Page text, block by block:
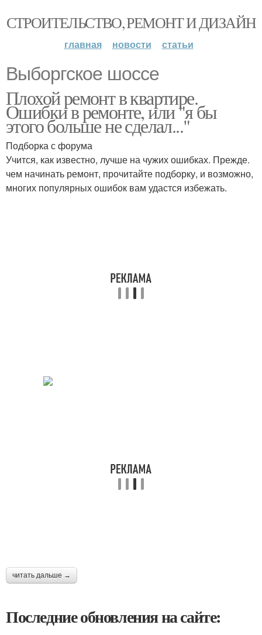
СТРОИТЕЛЬСТВО, РЕМОНТ И ДИЗАЙН
главная новости статьи
Выборгское шоссе
Плохой ремонт в квартире.
Ошибки в ремонте, или "я бы
этого больше не сделал..."
Подборка с форума
Учится, как известно, лучше на чужих ошибках. Прежде.
чем начинать ремонт, прочитайте подборку, и возможно,
многих популярных ошибок вам удастся избежать.
читать дальше →
Последние обновления на сайте: